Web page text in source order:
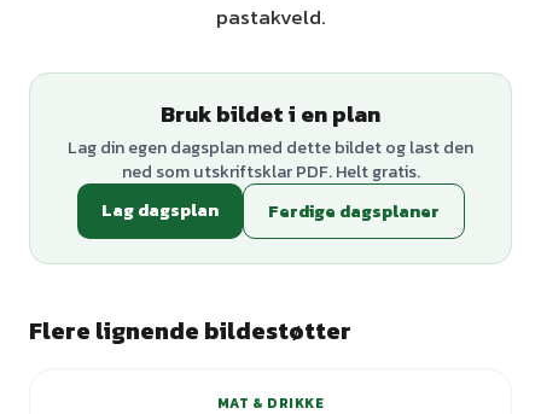
pastakveld.
Bruk bildet i en plan
Lag din egen dagsplan med dette bildet og last den
ned som utskriftsklar PDF. Helt gratis.
Lag dagsplan
Ferdige dagsplaner
Flere lignende bildestøtter
MAT & DRIKKE